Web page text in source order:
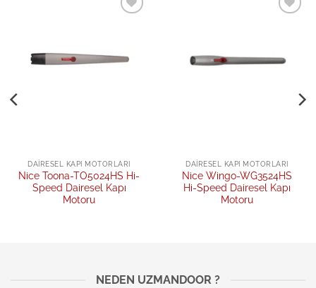
DAIRESEL KAPI MOTORLARI
Nice Toona-TO5024HS Hi-
Speed Dairesel Kapı
Motoru
DAIRESEL KAPI MOTORLARI
Nice Wingo-WG3524HS
Hi-Speed Dairesel Kapı
Motoru
NEDEN UZMANDOOR ?